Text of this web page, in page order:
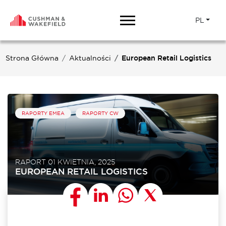
PL
Strona Główna Aktualności European Retail Logistics
RAPORTY EMEA RAPORTY CW
RAPORT 01 KWIETNIA, 2025
EUROPEAN RETAIL LOGISTICS